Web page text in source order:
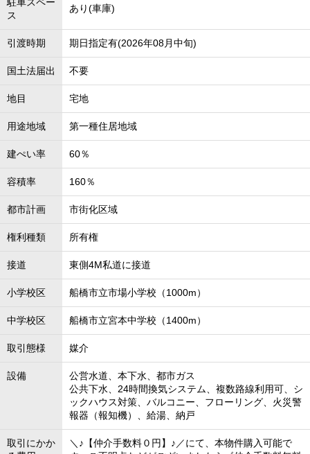
ス
あり(車庫)
引渡時期 期日指定有(2026年08月中旬)
国土法届出 不要
地目 宅地
用途地域 第一種住居地域
建ぺい率 60％
容積率 160％
都市計画 市街化区域
権利種類 所有権
接道 東側4M私道に接道
小学校区 船橋市立市場小学校（1000m）
中学校区 船橋市立宮本中学校（1400m）
取引態様 媒介
設備
公営水道、本下水、都市ガス
公共下水、24時間換気システム、複数路線利用可、シ
ックハウス対策、バルコニー、フローリング、火災警
報器（報知機）、給湯、納戸
取引にかか
＼♪【仲介手数料０円】♪／にて、本物件購入可能で